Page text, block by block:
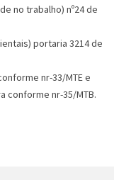
no trabalho) nº24 de
portaria 3214 de
nr-33/MTE e
conforme nr-35/MTB.